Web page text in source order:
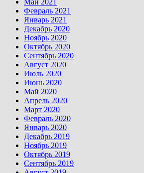
Февраль 2021
Январь 2021
Декабрь 2020
Ноябрь 2020
Октябрь 2020
Сентябрь 2020
Август 2020
Июль 2020
Июнь 2020
Май 2020
Апрель 2020
Март 2020
Февраль 2020
Январь 2020
Декабрь 2019
Ноябрь 2019
Октябрь 2019
Сентябрь 2019